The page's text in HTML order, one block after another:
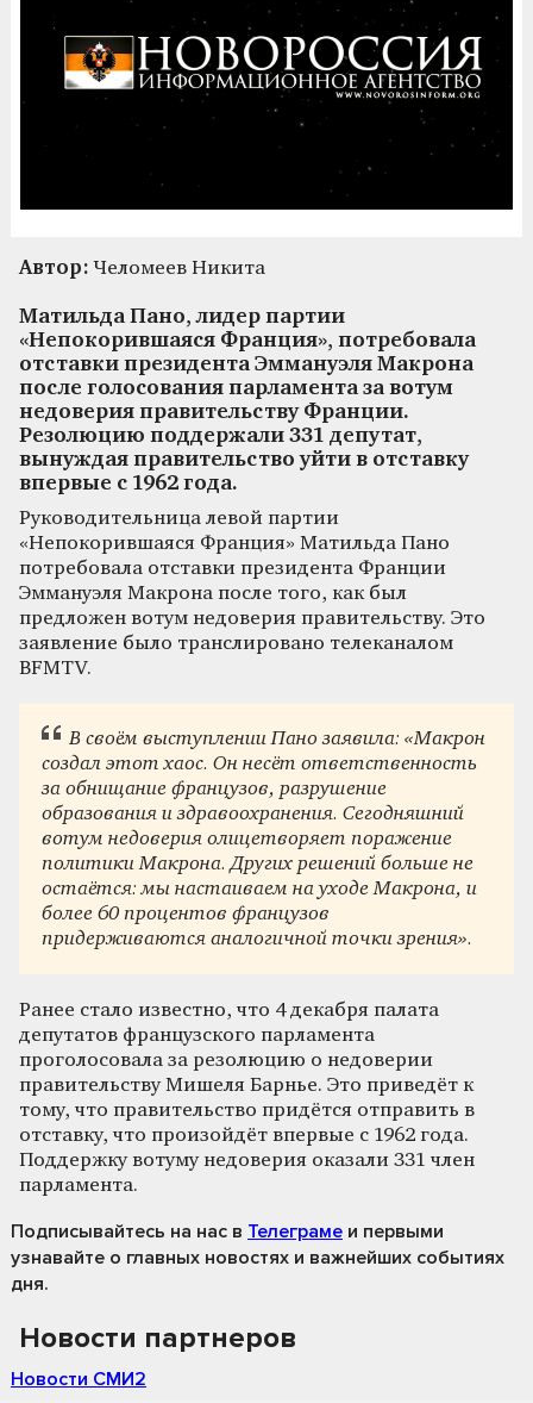
Автор: Челомеев Никита
Матильда Пано, лидер партии
«Непокорившаяся Франция», потребовала
отставки президента Эммануэля Макрона
после голосования парламента за вотум
недоверия правительству Франции.
Резолюцию поддержали 331 депутат,
вынуждая правительство уйти в отставку
впервые с 1962 года.
Руководительница левой партии
«Непокорившаяся Франция» Матильда Пано
потребовала отставки президента Франции
Эммануэля Макрона после того, как был
предложен вотум недоверия правительству. Это
заявление было транслировано телеканалом
BFMTV.
В своём выступлении Пано заявила: «Макрон
создал этот хаос. Он несёт ответственность
за обнищание французов, разрушение
образования и здравоохранения. Сегодняшний
вотум недоверия олицетворяет поражение
политики Макрона. Других решений больше не
остаётся: мы настаиваем на уходе Макрона, и
более 60 процентов французов
придерживаются аналогичной точки зрения».
Ранее стало известно, что 4 декабря палата
депутатов французского парламента
проголосовала за резолюцию о недоверии
правительству Мишеля Барнье. Это приведёт к
тому, что правительство придётся отправить в
отставку, что произойдёт впервые с 1962 года.
Поддержку вотуму недоверия оказали 331 член
парламента.
Подписывайтесь на нас в Телеграме и первыми
узнавайте о главных новостях и важнейших событиях
дня.
Новости партнеров
Новости СМИ2